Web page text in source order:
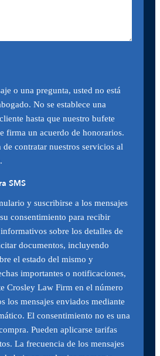
o una pregunta, usted no está
No se establece una
hasta que nuestro bufete
firma un acuerdo de honorarios.
contratar nuestros servicios al
SMS
y suscribirse a los mensajes
consentimiento para recibir
sobre los detalles de
documentos, incluyendo
el estado del mismo y
importantes o notificaciones,
Crosley Law Firm en el número
los mensajes enviados mediante
El consentimiento no es una
Pueden aplicarse tarifas
La frecuencia de los mensajes